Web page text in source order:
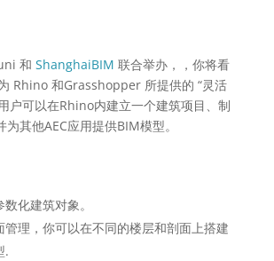
和 ShanghaiBIM 联合举办，，你将看
Rhino 和Grasshopper 所提供的 “灵活
户可以在Rhino内建立一个建筑项目、制
其他AEC应用提供BIM模型。
化建筑对象。
管理，你可以在不同的楼层和剖面上搭建
.